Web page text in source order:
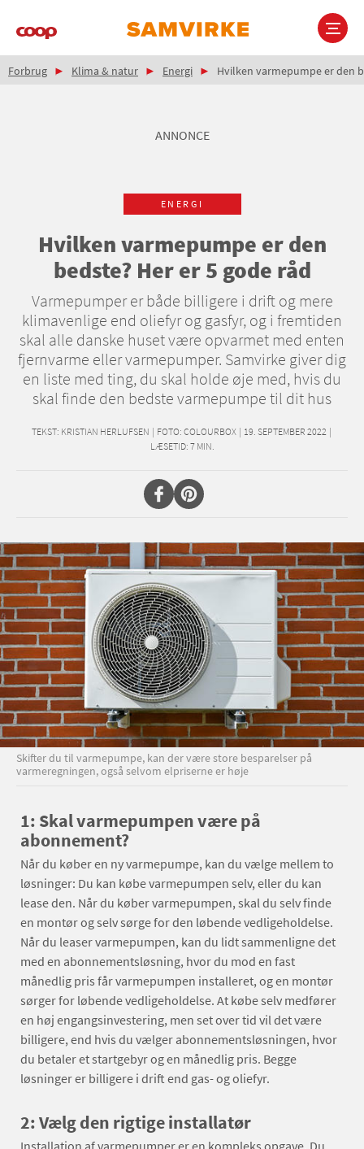
Main
Brødkrumme
Forbrug Klima & natur Energi Hvilken varmepumpe er den
ANNONCE
ENERGI
Hvilken varmepumpe er den
bedste? Her er 5 gode råd
Varmepumper er både billigere i drift og mere
klimavenlige end oliefyr og gasfyr, og i fremtiden
skal alle danske huset være opvarmet med enten
fjernvarme eller varmepumper. Samvirke giver dig
en liste med ting, du skal holde øje med, hvis du
skal finde den bedste varmepumpe til dit hus
TEKST: KRISTIAN HERLUFSEN | FOTO: COLOURBOX | 19. SEPTEMBER 2022 |
LÆSETID: 7 MIN.
Skifter du til varmepumpe, kan der være store besparelser på
varmeregningen, også selvom elpriserne er høje
1: Skal varmepumpen være på
abonnement?
Når du køber en ny varmepumpe, kan du vælge mellem to
løsninger: Du kan købe varmepumpen selv, eller du kan
lease den. Når du køber varmepumpen, skal du selv finde
en montør og selv sørge for den løbende vedligeholdelse.
Når du leaser varmepumpen, kan du lidt sammenligne det
med en abonnementsløsning, hvor du mod en fast
månedlig pris får varmepumpen installeret, og en montør
sørger for løbende vedligeholdelse. At købe selv medfører
en høj engangsinvestering, men set over tid vil det være
billigere, end hvis du vælger abonnementsløsningen, hvor
du betaler et startgebyr og en månedlig pris. Begge
løsninger er billigere i drift end gas- og oliefyr.
2: Vælg den rigtige installatør